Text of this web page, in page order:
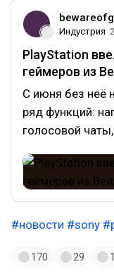
Индустрия
PlayStation
геймеров из
С июня без неё
ряд функций:
голосовой
#новости #sony
170 29